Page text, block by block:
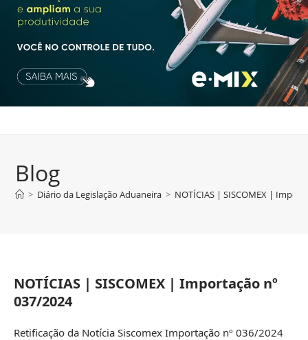
Blog
> Diário da Legislação Aduaneira > NOTÍCIAS | SISCOMEX |
NOTÍCIAS | SISCOMEX | Importação nº
037/2024
Retificação da Notícia Siscomex Importação nº 036/2024